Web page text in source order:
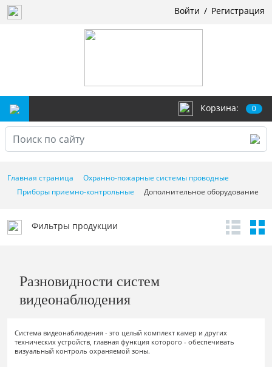
Войти / Регистрация
Корзина: 0
Главная страница
Охранно-пожарные системы проводные
Приборы приемно-контрольные
Дополнительное оборудование
Фильтры продукции
Разновидности систем
видеонаблюдения
Система видеонаблюдения - это целый комплект камер и других
технических устройств, главная функция которого - обеспечивать
визуальный контроль охраняемой зоны.